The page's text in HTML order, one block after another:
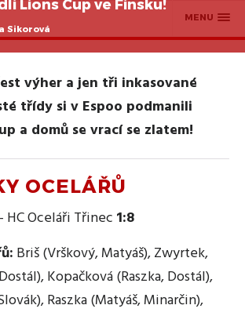
MENU
Lions Cup ve Finsku!
Sikorová
výher a jen tři inkasované
třídy si v Espoo podmanili
a domů se vrací se zlatem!
OCELÁŘŮ
HC Oceláři Třinec 1:8
Briš (Vrškový, Matyáš), Zwyrtek,
Kopačková (Raszka, Dostál),
Raszka (Matyáš, Minarčin),